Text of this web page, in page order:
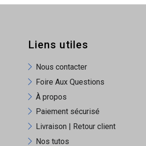
Liens utiles
Nous contacter
Foire Aux Questions
À propos
Paiement sécurisé
Livraison | Retour client
Nos tutos